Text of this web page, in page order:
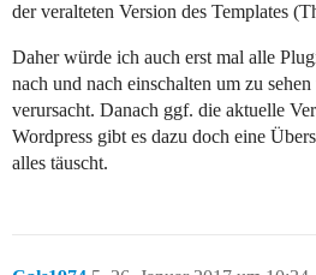
der veralteten Version des Templates
Daher würde ich auch erst mal alle
nach und nach einschalten um zu
verursacht. Danach ggf. die aktuelle
Wordpress gibt es dazu doch eine
alles täuscht.